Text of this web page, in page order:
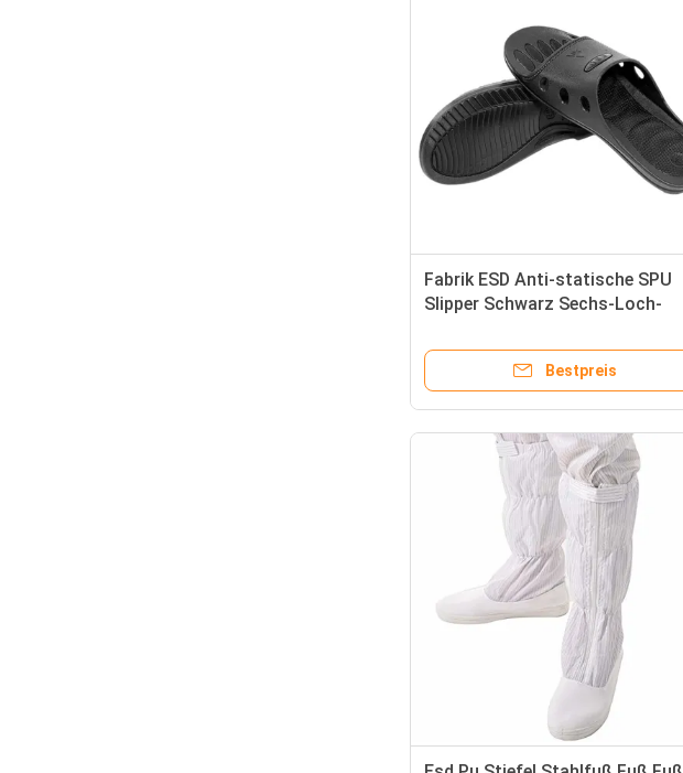
Fabrik ESD Anti-statische SPU
Slipper Schwarz Sechs-Loch-
Sicherheit Komfortabel Anti-
Bestpreis